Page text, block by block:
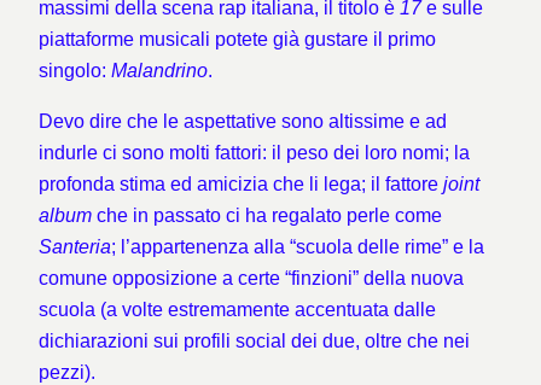
massimi della scena rap italiana, il titolo è 17e sulle
piattaforme musicali potete già gustare il primo
singolo: Malandrino.
Devo dire che le aspettative sono altissime e ad
indurle ci sono molti fattori: il peso dei loro nomi; la
profonda stima ed amicizia che li lega; il fattore joint
album che in passato ci ha regalato perle come
Santeria; l’appartenenza alla “scuola delle rime” e la
comune opposizione a certe “finzioni” della nuova
scuola (a volte estremamente accentuata dalle
dichiarazioni sui profili social dei due, oltre che nei
pezzi).